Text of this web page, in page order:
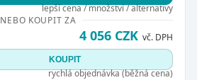
lepší cena / množství / alternativy
NEBO KOUPIT ZA
4 056 CZK vč. DPH
KOUPIT
rychlá objednávka (běžná cena)